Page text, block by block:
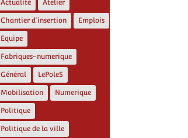
Actualité Atelier
Chantier d'insertion Emplois
Equipe
Fabriques-numerique
Général LePoleS
Mobilisation Numerique
Politique
Politique de la ville